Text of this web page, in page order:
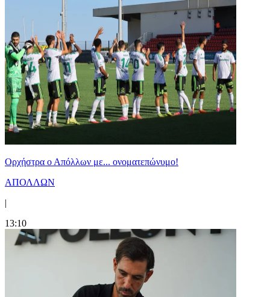
Ορχήστρα o Aπόλλων με... ονοματεπώνυμο!
ΑΠΟΛΛΩΝ
|
13:10